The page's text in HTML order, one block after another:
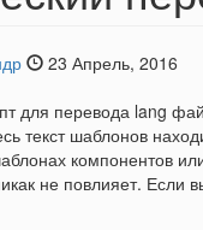
23 Апрель, 2016
для перевода lang
текст шаблонов
компонентов
не повлияет. Если